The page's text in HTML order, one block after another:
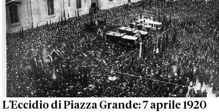
L'Eccidio di Piazza Grande: 7 aprile 1920